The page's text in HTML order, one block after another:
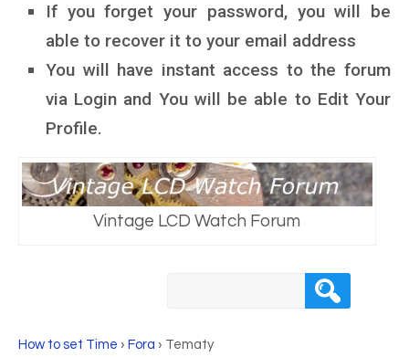
If you forget your password, you will be
able to recover it to your email address
You will have instant access to the forum
via Login and You will be able to Edit Your
Profile.
Vintage LCD Watch Forum
How to set Time › Fora › Tematy